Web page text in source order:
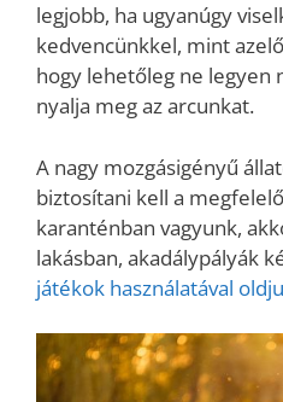
legjobb, ha ugyanúgy
kedvencünkkel, mint
hogy lehetőleg ne legyen
nyalja meg az arcunkat.
A nagy mozgásigényű
biztosítani kell a
karanténban vagyunk,
lakásban, akadálypályák
játékok használatával